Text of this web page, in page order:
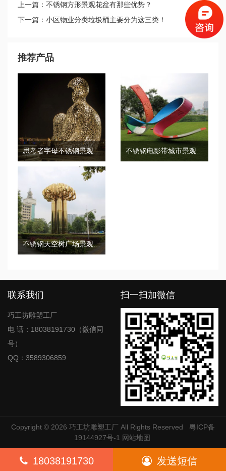
上一篇：不锈钢方形景观花盆有那些优势？
下一篇：小区物业分类垃圾桶主要分为这三类！
推荐产品
思考者字母不锈钢景观城市广场雕塑 不锈钢电影带城市景观广场雕塑
不锈钢天空树广场景观雕塑
联系我们
巧工坊雕塑工厂
电 话：18038191730（微信同
号）
QQ：3589306859
扫一扫加微信
Copyright © 2026 巧工坊雕塑工厂 All Rights Reserved 粤ICP备
19144927号-1 网站地图
18038191730 发送短信